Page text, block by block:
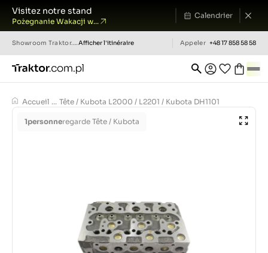
Visitez notre stand
Pożegnanie Wakacji w...
Calendrier
Showroom Traktor.com.pl Afficher l'itinéraire Appeler +48 17 858 58 58
Accueil ... Tête / Kubota L2000 / L2201 / Kubota DH1101
1personneregarde Tête / Kubota